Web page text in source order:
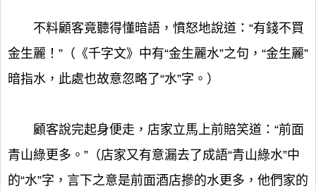
不料顧客竟聽得懂暗語，憤怒地說道：“有錢不買
金生麗！”（《千字文》中有“金生麗水”之句，“金生麗”
暗指水，此處也故意忽略了“水”字。）
顧客說完起身便走，店家立馬上前賠笑道：“前面
青山綠更多。”（店家又有意漏去了成語“青山綠水”中
的“水”字，言下之意是前面酒店摻的水更多，他們家的